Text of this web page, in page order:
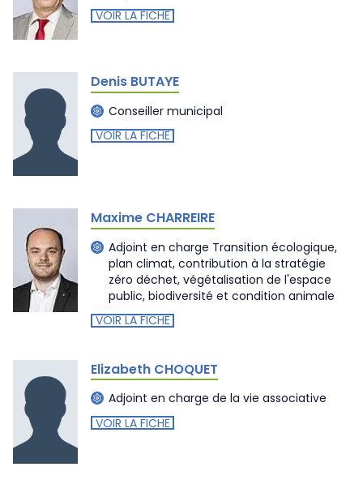
VOIR LA FICHE
Denis BUTAYE
Conseiller municipal
VOIR LA FICHE
Maxime CHARREIRE
Adjoint en charge Transition écologique,
plan climat, contribution à la stratégie
zéro déchet, végétalisation de l'espace
public, biodiversité et condition animale
VOIR LA FICHE
Elizabeth CHOQUET
Adjoint en charge de la vie associative
VOIR LA FICHE